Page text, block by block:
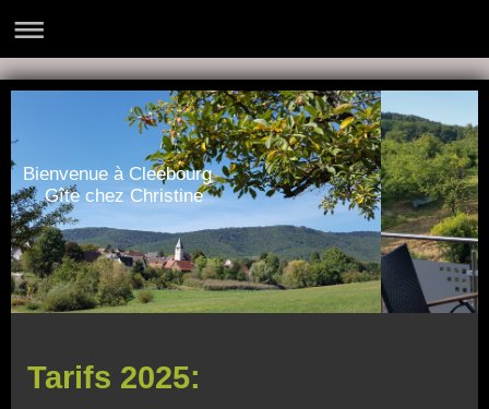
Bienvenue à Cleebourg
Gîte chez Christine
Tarifs 2025: